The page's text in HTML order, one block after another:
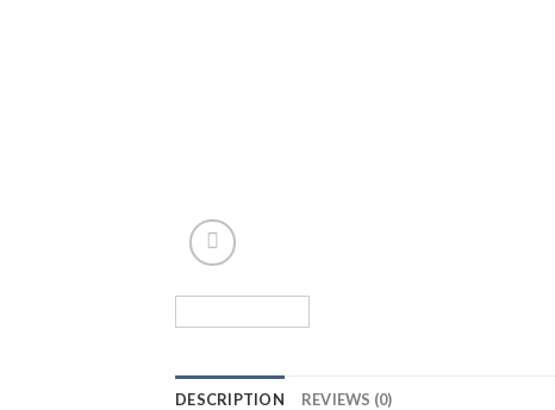
DESCRIPTION REVIEWS (0)